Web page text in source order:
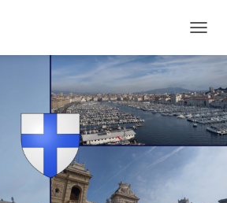
É
L
I
E
L